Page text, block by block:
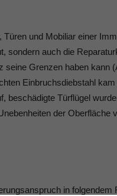
und Mobiliar einer
sondern auch die
Grenzen haben kann
Einbruchsdiebstahl
beschädigte Türflügel
der Oberfläche
in